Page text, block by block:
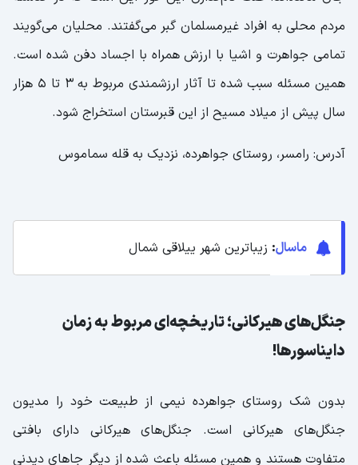
مردم محلی به افراد غیرمسلمان گبر می‌گفتند. محلیان می‌گویند
تمامی جواهرت و اشیا با ارزش همراه با اجساد دفن شده است.
همین مسئله سبب شده تا آثار ارزشمندی مربوط به 3 تا 5 هزار
سال پیش از میلاد مسیح از این قبرستان استخراج شود.
آدرس: رامسر، روستای جواهرده، نزدیک به قله سماموس
ماسال: زیباترین شهر ییلاقی شمال
جنگل‌های هیرکانی؛ تاریخچه‌ای مربوط به زمان
دایناسورها!
بدون شک روستای جواهرده نیمی از طبیعت خود را مدیون
جنگل‌های هیرکانی است. جنگل‌های هیرکانی دارای بافتی
متفاوت هستند و همین مسئله باعث شده از دیگر جاهای دیدنی